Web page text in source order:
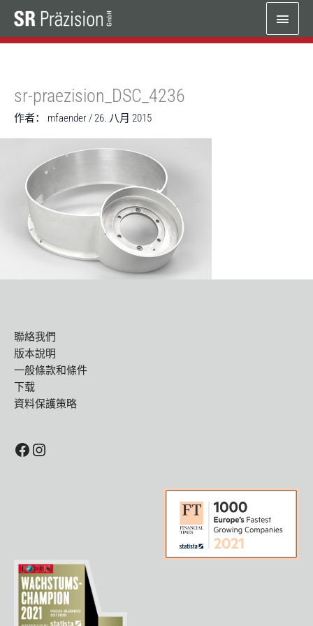
内
主
菜
sr-praezision_DSC_4236
作者： mfaender /26. 八月 2015
聯絡我們
版本說明
一般條款和條件
下载
資料保護策略
Facebook
Instagram